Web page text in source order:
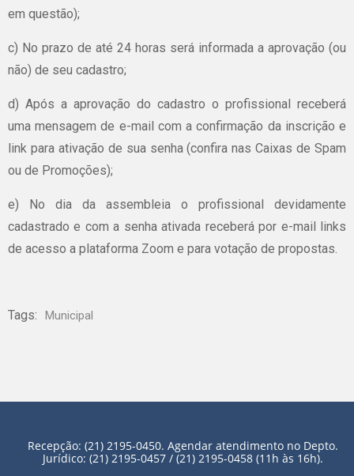
em questão);
c) No prazo de até 24 horas será informada a aprovação (ou
não) de seu cadastro;
d) Após a aprovação do cadastro o profissional receberá
uma mensagem de e-mail com a confirmação da inscrição e
link para ativação de sua senha (confira nas Caixas de Spam
ou de Promoções);
e) No dia da assembleia o profissional devidamente
cadastrado e com a senha ativada receberá por e-mail links
de acesso a plataforma Zoom e para votação de propostas.
Tags: Municipal
Recepção: (21) 2195-0450. Agendar atendimento no Depto.
Jurídico: (21) 2195-0457 / (21) 2195-0458 (11h às 16h).